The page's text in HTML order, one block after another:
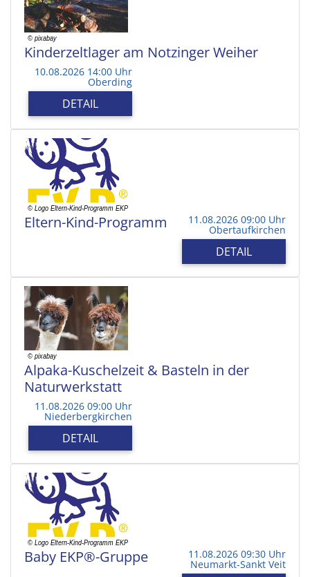
Kinderzeltlager am Notzinger Weiher
10.08.2026 14:00 Uhr
Oberding
DETAIL
Eltern-Kind-Programm 11.08.2026 09:00 Uhr
Obertaufkirchen
DETAIL
Alpaka-Kuschelzeit & Basteln in der
Naturwerkstatt
11.08.2026 09:00 Uhr
Niederbergkirchen
DETAIL
Baby EKP®-Gruppe 11.08.2026 09:30 Uhr
Neumarkt-Sankt Veit